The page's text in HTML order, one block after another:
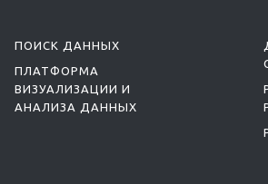
ПОИСК ДАННЫХ
ПЛАТФОРМА
ВИЗУАЛИЗАЦИИ И
АНАЛИЗА ДАННЫХ